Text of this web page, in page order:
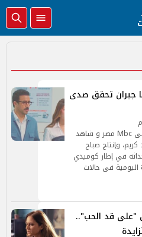
بابا وماما جيران تحقق صدى
مسلسل «بابا وماما جيران» يعرض على Mbc مصر و شاهد
وإنتاج صباح
تدور أحداثه في إطار كوميدي
اليومية فى حالات
مثير في الحلقة 10 من "على قد الحب"..